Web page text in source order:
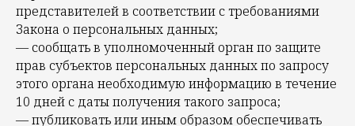
представителей в соответствии с требованиями
Закона о персональных данных;
— сообщать в уполномоченный орган по защите
прав субъектов персональных данных по запросу
этого органа необходимую информацию в течение
10 дней с даты получения такого запроса;
— публиковать или иным образом обеспечивать